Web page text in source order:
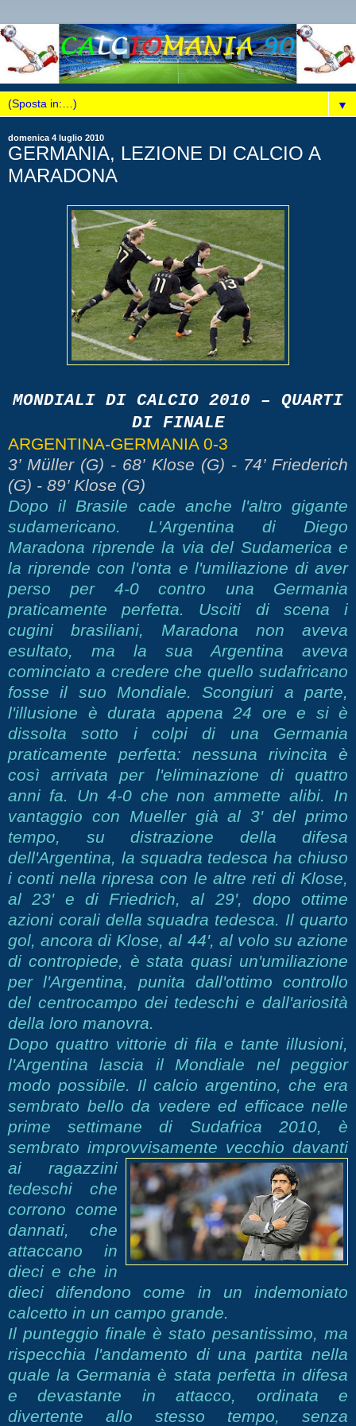
▼
domenica 4 luglio 2010
GERMANIA, LEZIONE DI CALCIO A
MARADONA
MONDIALI DI CALCIO 2010 – QUARTI
DI FINALE
ARGENTINA-GERMANIA 0-3
3’ Müller (G) - 68’ Klose (G) - 74’ Friederich
(G) - 89’ Klose (G)
Dopo il Brasile cade anche l'altro gigante
sudamericano. L'Argentina di Diego
Maradona riprende la via del Sudamerica e
la riprende con l'onta e l'umiliazione di aver
perso per 4-0 contro una Germania
praticamente perfetta. Usciti di scena i
cugini brasiliani, Maradona non aveva
esultato, ma la sua Argentina aveva
cominciato a credere che quello sudafricano
fosse il suo Mondiale. Scongiuri a parte,
l'illusione è durata appena 24 ore e si è
dissolta sotto i colpi di una Germania
praticamente perfetta: nessuna rivincita è
così arrivata per l'eliminazione di quattro
anni fa. Un 4-0 che non ammette alibi. In
vantaggio con Mueller già al 3' del primo
tempo, su distrazione della difesa
dell'Argentina, la squadra tedesca ha chiuso
i conti nella ripresa con le altre reti di Klose,
al 23' e di Friedrich, al 29', dopo ottime
azioni corali della squadra tedesca. Il quarto
gol, ancora di Klose, al 44', al volo su azione
di contropiede, è stata quasi un'umiliazione
per l'Argentina, punita dall'ottimo controllo
del centrocampo dei tedeschi e dall'ariosità
della loro manovra.
Dopo quattro vittorie di fila e tante illusioni,
l'Argentina lascia il Mondiale nel peggior
modo possibile. Il calcio argentino, che era
sembrato bello da vedere ed efficace nelle
prime settimane di Sudafrica 2010, è
sembrato improvvisamente vecchio davanti
ai ragazzini
tedeschi che
corrono come
dannati, che
attaccano in
dieci e che in
dieci difendono come in un indemoniato
calcetto in un campo grande.
Il punteggio finale è stato pesantissimo, ma
rispecchia l'andamento di una partita nella
quale la Germania è stata perfetta in difesa
e devastante in attacco, ordinata e
divertente allo stesso tempo, senza